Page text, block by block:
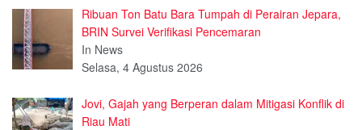
Ribuan Ton Batu Bara Tumpah di Perairan Jepara,
BRIN Survei Verifikasi Pencemaran
In News
Selasa, 4 Agustus 2026
Jovi, Gajah yang Berperan dalam Mitigasi Konflik di
Riau Mati